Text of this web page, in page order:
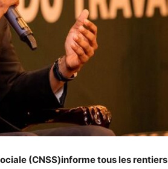
(CNSS)informe tous les rentiers